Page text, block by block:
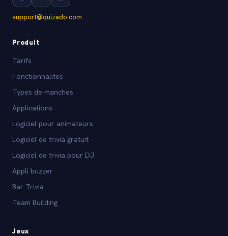
support@quizado.com
Produit
Tarifs
Fonctionnalites
Types de manches
Applications
Logiciel pour animateurs
Logiciel de trivia gratuit
Logiciel de trivia pour DJ
Appli buzzer
Bar Trivia
Team Building
Jeux